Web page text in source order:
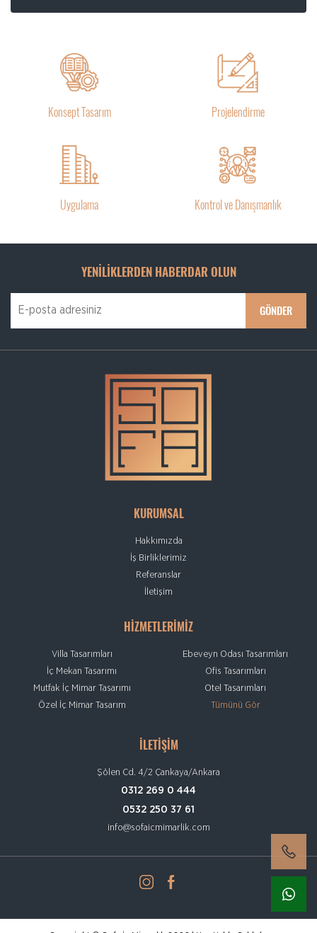
Konsept Tasarım Projelendirme
Uygulama Kontrol ve Danışmanlık
YENİLİKLERDEN HABERDAR OLUN
KURUMSAL
Hakkımızda
İş Birliklerimiz
Referanslar
İletişim
HİZMETLERİMİZ
Villa Tasarımları
İç Mekan Tasarımı
Mutfak İç Mimar Tasarımı
Özel İç Mimar Tasarım
Ebeveyn Odası Tasarımları
Ofis Tasarımları
Otel Tasarımları
Tümünü Gör
İLETİŞİM
Şölen Cd. 4/2 Çankaya/Ankara
0312 269 0 444
0532 250 37 61
info@sofaicmimarlik.com